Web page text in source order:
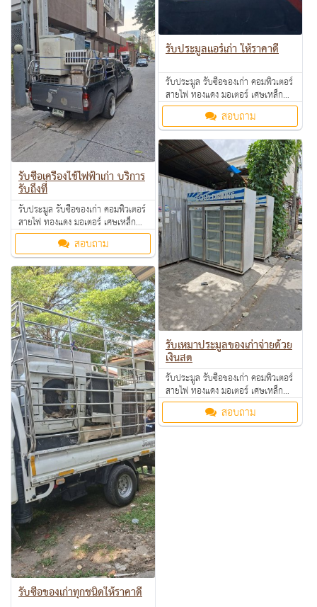
รับประมูลแอร์เก่า ให้ราคาดี
รับประมูล รับซื้อของเก่า คอมพิวเตอร์
สายไฟ ทองแดง มอเตอร์ เศษเหล็ก
อลูมิเนียม คอมเพรสเซอร์ แอร์เก่า
ตามโรงงาน โรงแรม อพาร์ทเม้นท์ ให้
ราคาดี คุยง่าย จ่ายคล่อง รับซื้อเงินสด
ถึงที่ สนใจทักมาสอบถามหรือส่งรูป
มาสอบถามได้ค่ะ
สอบถาม
รับซื้อเครื่องใช้ไฟฟ้าเก่า บริการ
รับถึงที่
รับประมูล รับซื้อของเก่า คอมพิวเตอร์
สายไฟ ทองแดง มอเตอร์ เศษเหล็ก
อลูมิเนียม คอมเพรสเซอร์ แอร์เก่า
ตามโรงงาน โรงแรม อพาร์ทเม้นท์ ให้
ราคาดี คุยง่าย จ่ายคล่อง รับซื้อเงินสด
ถึงที่ สนใจทักมาสอบถามหรือส่งรูป
มาสอบถามได้ค่ะ
สอบถาม
รับเหมาประมูลของเก่าจ่ายด้วย
เงินสด
รับประมูล รับซื้อของเก่า คอมพิวเตอร์
สายไฟ ทองแดง มอเตอร์ เศษเหล็ก
อลูมิเนียม คอมเพรสเซอร์ แอร์เก่า
ตามโรงงาน โรงแรม อพาร์ทเม้นท์ ให้
ราคาดี คุยง่าย จ่ายคล่อง รับซื้อเงินสด
สอบถาม
รับซื้อของเก่าทุกชนิดให้ราคาดี